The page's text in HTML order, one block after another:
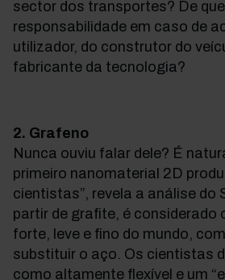
sector dos transportes? De
responsabilidade em caso de
utilizador, do construtor do
fabricante da tecnologia?
2. Grafeno
Nunca ouviu falar dele? É
primeiro nanomaterial 2D
cientistas”, revela a análise do
partir de grafite, é considerado
forte, leve e fino do mundo,
substituir o aço. Os cientistas
como altamente flexível e um